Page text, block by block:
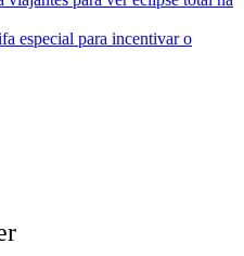
especial para incentivar o